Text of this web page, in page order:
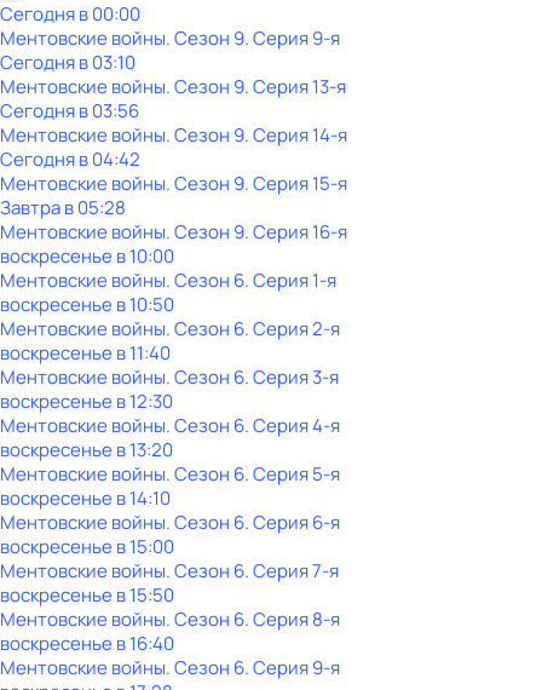
Сегодня в 00:00
Ментовские войны. Сезон 9. Серия 9-я
Сегодня в 03:10
Ментовские войны. Сезон 9. Серия 13-я
Сегодня в 03:56
Ментовские войны. Сезон 9. Серия 14-я
Сегодня в 04:42
Ментовские войны. Сезон 9. Серия 15-я
Завтра в 05:28
Ментовские войны. Сезон 9. Серия 16-я
воскресенье в10:00
Ментовские войны. Сезон 6. Серия 1-я
воскресенье в10:50
Ментовские войны. Сезон 6. Серия 2-я
воскресенье в11:40
Ментовские войны. Сезон 6. Серия 3-я
воскресенье в12:30
Ментовские войны. Сезон 6. Серия 4-я
воскресенье в13:20
Ментовские войны. Сезон 6. Серия 5-я
воскресенье в14:10
Ментовские войны. Сезон 6. Серия 6-я
воскресенье в15:00
Ментовские войны. Сезон 6. Серия 7-я
воскресенье в15:50
Ментовские войны. Сезон 6. Серия 8-я
воскресенье в16:40
Ментовские войны. Сезон 6. Серия 9-я